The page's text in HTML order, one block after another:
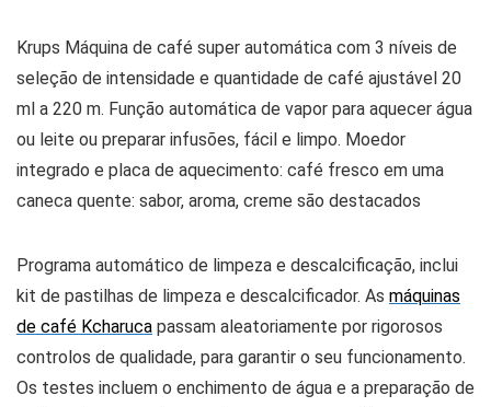
Krups Máquina de café super automática com 3 níveis de
seleção de intensidade e quantidade de café ajustável 20
ml a 220 m. Função automática de vapor para aquecer água
ou leite ou preparar infusões, fácil e limpo. Moedor
integrado e placa de aquecimento: café fresco em uma
caneca quente: sabor, aroma, creme são destacados
Programa automático de limpeza e descalcificação, inclui
kit de pastilhas de limpeza e descalcificador. As máquinas
de café Kcharuca passam aleatoriamente por rigorosos
controlos de qualidade, para garantir o seu funcionamento.
Os testes incluem o enchimento de água e a preparação de